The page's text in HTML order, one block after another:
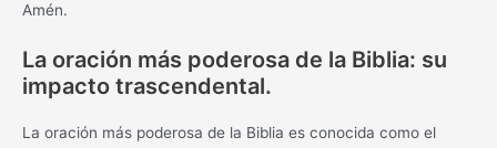
Amén.
La oración más poderosa de la Biblia: su
impacto trascendental.
La oración más poderosa de la Biblia es conocida como el